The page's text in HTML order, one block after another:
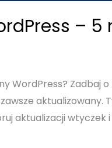
–
WordPress? Zadbaj
aktualizacji